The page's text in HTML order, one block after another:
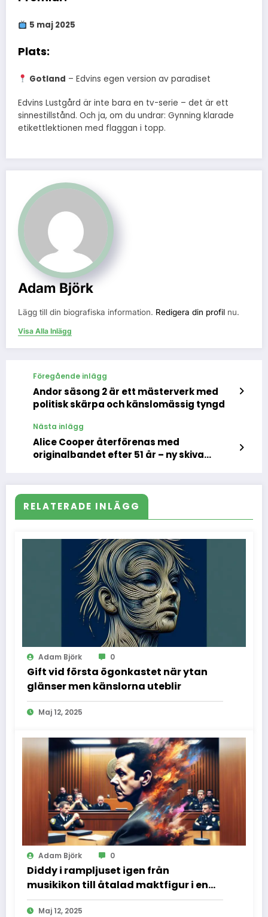
5 maj 2025
Plats:
Gotland – Edvins egen version av paradiset
Edvins Lustgård är inte bara en tv-serie – det är ett
sinnestillstånd. Och ja, om du undrar: Gynning klarade
etikettlektionen med flaggan i topp.
Adam Björk
Lägg till din biografiska information. Redigera din profil nu.
Visa Alla Inlägg
Föregående inlägg
Andor säsong 2 är ett mästerverk med
politisk skärpa och känslomässig tyngd
Nästa inlägg
Alice Cooper återförenas med
originalbandet efter 51 år – ny skiva
RELATERADE INLÄGG
Adam Björk 0
Gift vid första ögonkastet när ytan
glänser men känslorna uteblir
Maj 12, 2025
Adam Björk 0
Diddy i rampljuset igen från
musikikon till åtalad maktfigur i en
dramatisk rättssal
Maj 12, 2025